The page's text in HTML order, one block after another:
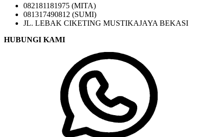
082181181975 (MITA)
081317490812 (SUMI)
JL. LEBAK CIKETING MUSTIKAJAYA BEKASI
HUBUNGI KAMI